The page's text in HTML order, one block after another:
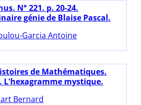
N° 221. p. 20-24.
génie de Blaise Pascal.
Garcia Antoine
de Mathématiques.
L'hexagramme mystique.
Bernard